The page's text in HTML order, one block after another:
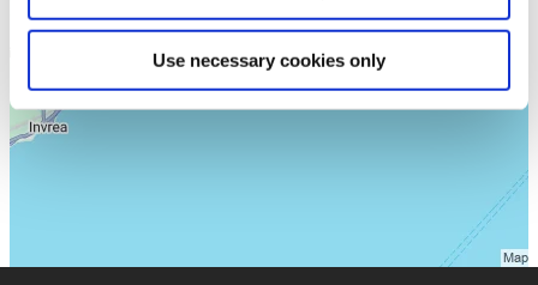
Use necessary cookies only